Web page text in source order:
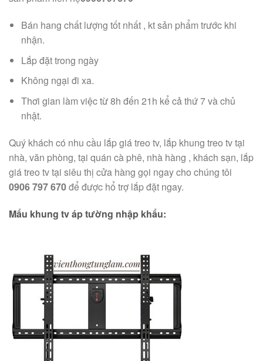
Bán hang chất lượng tốt nhất , kt sản phẩm trước khi
nhận.
Lắp đặt trong ngày
Không ngại đi xa.
Thơi gian làm việc từ 8h đến 21h kể cả thứ 7 và chủ
nhật.
Quý khách có nhu cầu lắp giá treo tv, lắp khung treo tv tại
nhà, văn phòng, tại quán cà phê, nhà hàng , khách sạn, lắp
giá treo tv tại siêu thị cửa hàng gọi ngay cho chúng tôi
0906 797 670để được hổ trợ lắp đặt ngay.
Mẩu khung tv áp tường nhập khẩu: